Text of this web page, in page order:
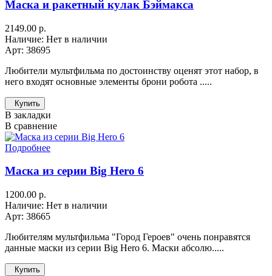
Маска и ракетный кулак Бэймакса
2149.00 р.
Наличие: Нет в наличии
Арт: 38695
Любители мультфильма по достоинству оценят этот набор, в
него входят основные элементы брони робота .....
Купить
В закладки
В сравнение
Подробнее
Маска из серии Big Hero 6
1200.00 р.
Наличие: Нет в наличии
Арт: 38665
Любителям мультфильма "Город Героев" очень понравятся
данные маски из серии Big Hero 6. Маски абсолю.....
Купить